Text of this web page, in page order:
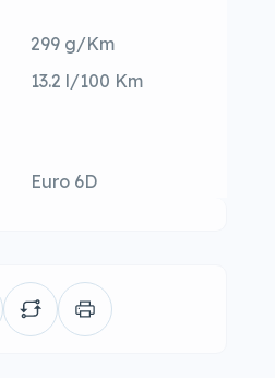
299 g/Km
13.2 l/100 Km
Euro 6D